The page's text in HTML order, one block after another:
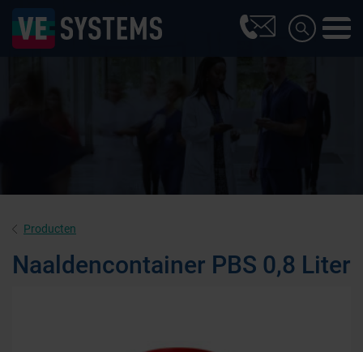
Producten
Naaldencontainer PBS 0,8 Liter